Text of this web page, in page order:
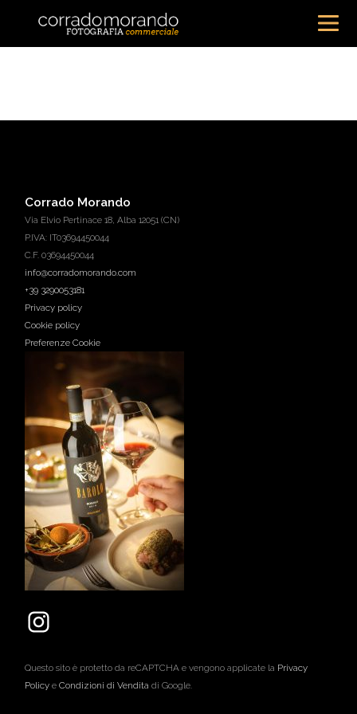
Corrado Morando
Via Elvio Pertinace 18, Alba 12051 (CN)
P.IVA: IT03694450044
C.F. 03694450044
info@corradomorando.com
+39 3290053181
Privacy policy
Cookie policy
Preferenze Cookie
Questo sito è protetto da reCAPTCHA e vengono applicate la Privacy
Policy eCondizioni di Vendita di Google.